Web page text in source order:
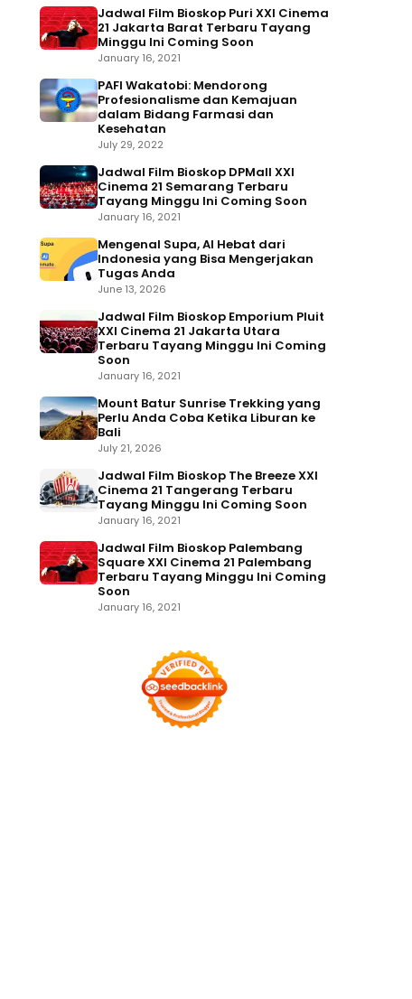
Jadwal Film Bioskop Puri XXI Cinema
21 Jakarta Barat Terbaru Tayang
Minggu Ini Coming Soon
January 16, 2021
PAFI Wakatobi: Mendorong
Profesionalisme dan Kemajuan
dalam Bidang Farmasi dan
Kesehatan
July 29, 2022
Jadwal Film Bioskop DPMall XXI
Cinema 21 Semarang Terbaru
Tayang Minggu Ini Coming Soon
January 16, 2021
Mengenal Supa, AI Hebat dari
Indonesia yang Bisa Mengerjakan
Tugas Anda
June 13, 2026
Jadwal Film Bioskop Emporium Pluit
XXI Cinema 21 Jakarta Utara
Terbaru Tayang Minggu Ini Coming
Soon
January 16, 2021
Mount Batur Sunrise Trekking yang
Perlu Anda Coba Ketika Liburan ke
Bali
July 21, 2026
Jadwal Film Bioskop The Breeze XXI
Cinema 21 Tangerang Terbaru
Tayang Minggu Ini Coming Soon
January 16, 2021
Jadwal Film Bioskop Palembang
Square XXI Cinema 21 Palembang
Terbaru Tayang Minggu Ini Coming
Soon
January 16, 2021